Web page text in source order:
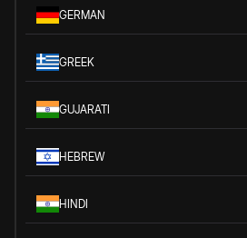
GERMAN
GREEK
GUJARATI
HEBREW
HINDI